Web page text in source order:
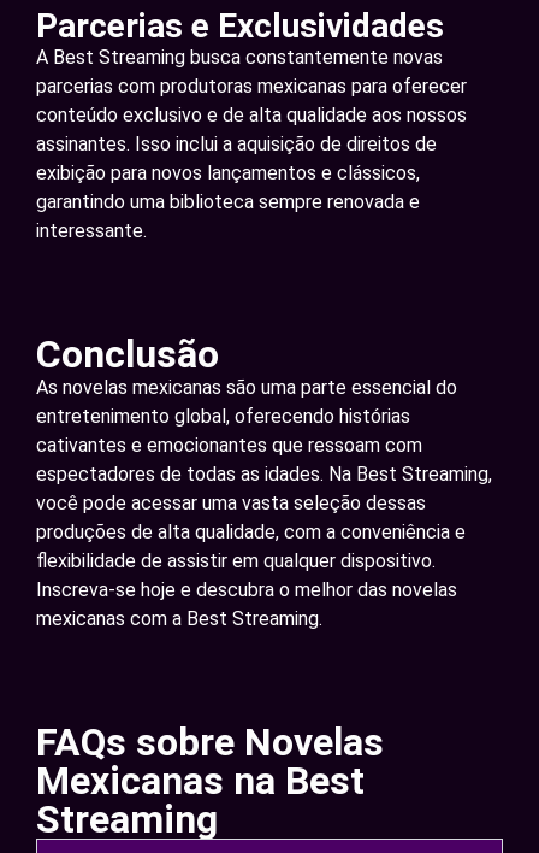
Parcerias e Exclusividades
A Best Streaming busca constantemente novas
parcerias com produtoras mexicanas para oferecer
conteúdo exclusivo e de alta qualidade aos nossos
assinantes. Isso inclui a aquisição de direitos de
exibição para novos lançamentos e clássicos,
garantindo uma biblioteca sempre renovada e
interessante.
Conclusão
As novelas mexicanas são uma parte essencial do
entretenimento global, oferecendo histórias
cativantes e emocionantes que ressoam com
espectadores de todas as idades. Na Best Streaming,
você pode acessar uma vasta seleção dessas
produções de alta qualidade, com a conveniência e
flexibilidade de assistir em qualquer dispositivo.
Inscreva-se hoje e descubra o melhor das novelas
mexicanas com a Best Streaming.
FAQs sobre Novelas
Mexicanas na Best
Streaming